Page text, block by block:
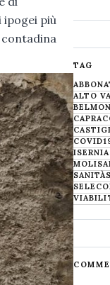
ipogei più
TAG
ALTO
ISERNIA
SANITÀ